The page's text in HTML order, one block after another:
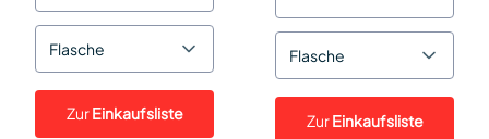
Flasche
ZurEinkaufsliste
Flasche
ZurEinkaufsliste